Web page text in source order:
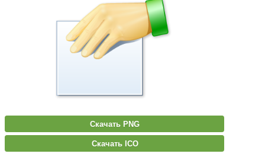
Скачать PNG
Скачать ICO